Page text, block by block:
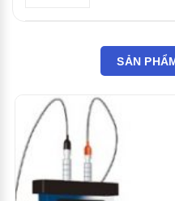
SẢN